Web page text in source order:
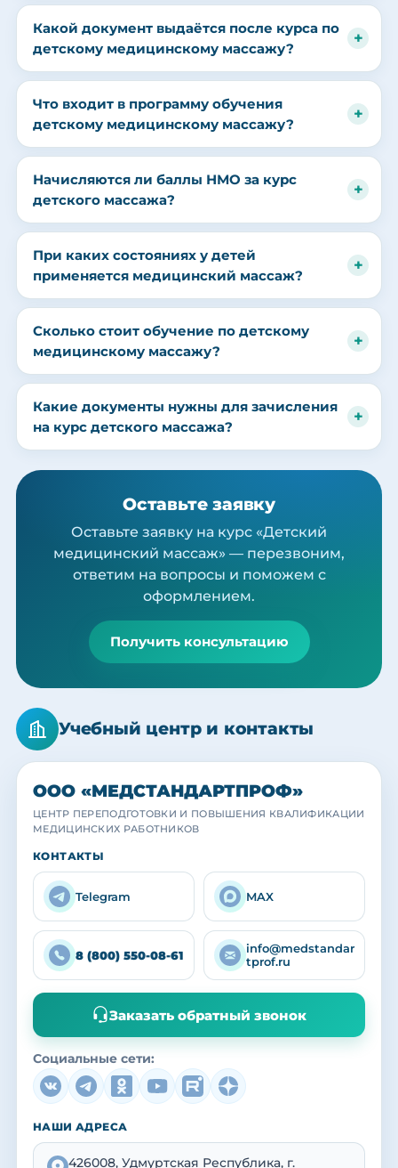
Какой документ выдаётся после курса по
детскому медицинскому массажу?
Что входит в программу обучения
детскому медицинскому массажу?
Начисляются ли баллы НМО за курс
детского массажа?
При каких состояниях у детей
применяется медицинский массаж?
Сколько стоит обучение по детскому
медицинскому массажу?
Какие документы нужны для зачисления
на курс детского массажа?
Оставьте заявку
Оставьте заявку на курс «Детский
медицинский массаж» — перезвоним,
ответим на вопросы и поможем с
оформлением.
Получить консультацию
Учебный центр и контакты
Учебный центр
Практика с действующими специалистами
Наша команда
Преподаватели и кураторы центра
Выпускники
Вручение удостоверений и сертификатов
ООО «МЕДСТАНДАРТПРОФ»
ЦЕНТР ПЕРЕПОДГОТОВКИ И ПОВЫШЕНИЯ КВАЛИФИКАЦИИ
МЕДИЦИНСКИХ РАБОТНИКОВ
КОНТАКТЫ
Telegram MAX
8 (800) 550-08-61
info@medstandar
tprof.ru
Заказать обратный звонок
Социальные сети:
НАШИ АДРЕСА
426008, Удмуртская Республика, г.